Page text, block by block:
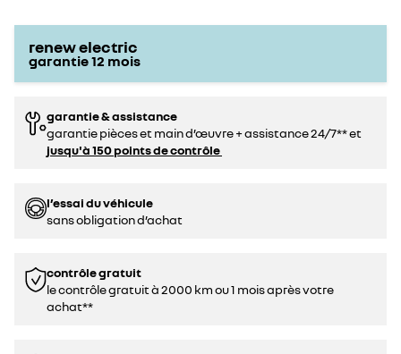
renew electric
garantie12 mois
garantie & assistance
garantie pièces et main d’œuvre + assistance 24/7** et
jusqu'à 150 points de contrôle
l’essai du véhicule
sans obligation d’achat
contrôle gratuit
le contrôle gratuit à 2000 km ou 1 mois après votre
achat**